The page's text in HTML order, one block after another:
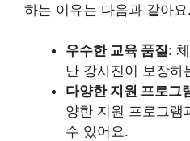
하는 이유는 다음과 같아요.
우수한 교육 품질:
난 강사진이 보장하
다양한 지원 프로그
양한 지원 프로그램
수 있어요.